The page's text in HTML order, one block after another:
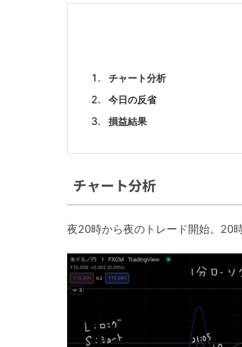
チャート分析
今日の反省
損益結果
チャート分析
夜20時から夜のトレード開始。20